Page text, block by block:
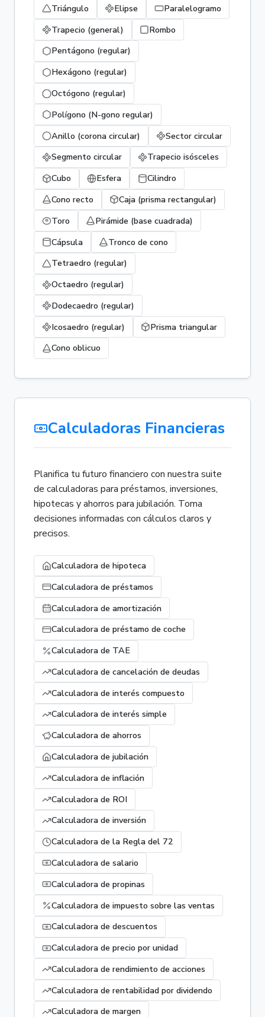
Triángulo
Elipse
Paralelogramo
Trapecio (general)
Rombo
Pentágono (regular)
Hexágono (regular)
Octógono (regular)
Polígono (N-gono regular)
Anillo (corona circular)
Sector circular
Segmento circular
Trapecio isósceles
Cubo
Esfera
Cilindro
Cono recto
Caja (prisma rectangular)
Toro
Pirámide (base cuadrada)
Cápsula
Tronco de cono
Tetraedro (regular)
Octaedro (regular)
Dodecaedro (regular)
Icosaedro (regular)
Prisma triangular
Cono oblicuo
Calculadoras Financieras
Planifica tu futuro financiero con nuestra suite
de calculadoras para préstamos, inversiones,
hipotecas y ahorros para jubilación. Toma
decisiones informadas con cálculos claros y
precisos.
Calculadora de hipoteca
Calculadora de préstamos
Calculadora de amortización
Calculadora de préstamo de coche
Calculadora de TAE
Calculadora de cancelación de deudas
Calculadora de interés compuesto
Calculadora de interés simple
Calculadora de ahorros
Calculadora de jubilación
Calculadora de inflación
Calculadora de ROI
Calculadora de inversión
Calculadora de la Regla del 72
Calculadora de salario
Calculadora de propinas
Calculadora de impuesto sobre las ventas
Calculadora de descuentos
Calculadora de precio por unidad
Calculadora de rendimiento de acciones
Calculadora de rentabilidad por dividendo
Calculadora de margen